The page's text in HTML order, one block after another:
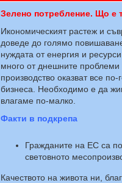
Зелено потребление. Що е
Икономическият растеж и
доведе до голямо
нуждата от енергия и
много от днешните проблеми
производство оказват все
бизнеса. Необходимо е да
влагаме по-малко.
Факти в подкрепа
Гражданите на ЕС са
световното
Качеството на живота ни,